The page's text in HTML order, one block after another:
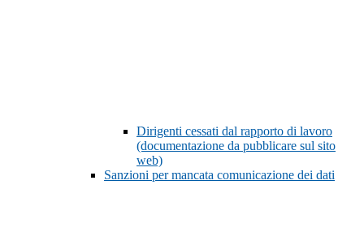
Dirigenti cessati dal rapporto di lavoro
(documentazione da pubblicare sul sito
web)
Sanzioni per mancata comunicazione dei dati